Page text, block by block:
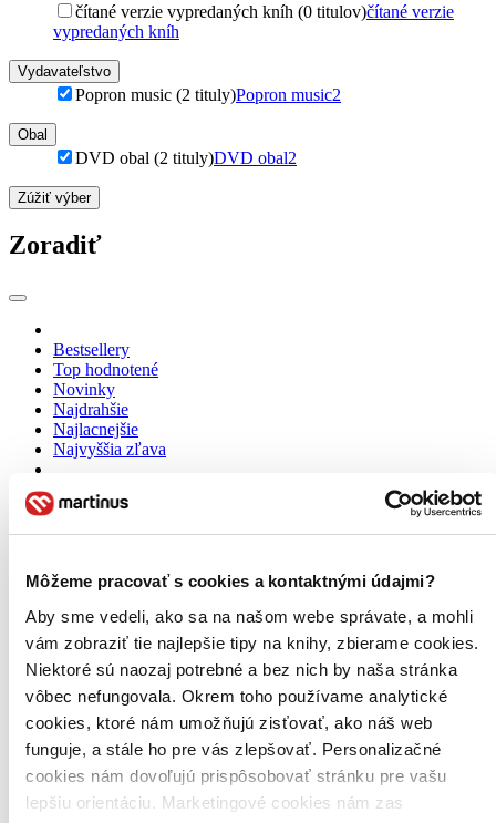
Môžeme pracovať s cookies a kontaktnými údajmi?
Aby sme vedeli, ako sa na našom webe správate, a mohli
vám zobraziť tie najlepšie tipy na knihy, zbierame cookies.
Niektoré sú naozaj potrebné a bez nich by naša stránka
vôbec nefungovala. Okrem toho používame analytické
cookies, ktoré nám umožňujú zisťovať, ako náš web
funguje, a stále ho pre vás zlepšovať. Personalizačné
cookies nám dovoľujú prispôsobovať stránku pre vašu
lepšiu orientáciu. Marketingové cookies nám zas
čítané verzie vypredaných kníh (0 titulov)čítané verzie
vypredaných kníh
Vydavateľstvo
Popron music (2 tituly)Popron music2
Obal
DVD obal (2 tituly)DVD obal2
Zúžiť výber
Zoradiť
Bestsellery
Top hodnotené
Novinky
Najdrahšie
Najlacnejšie
Najvyššia zľava
Použité filtre